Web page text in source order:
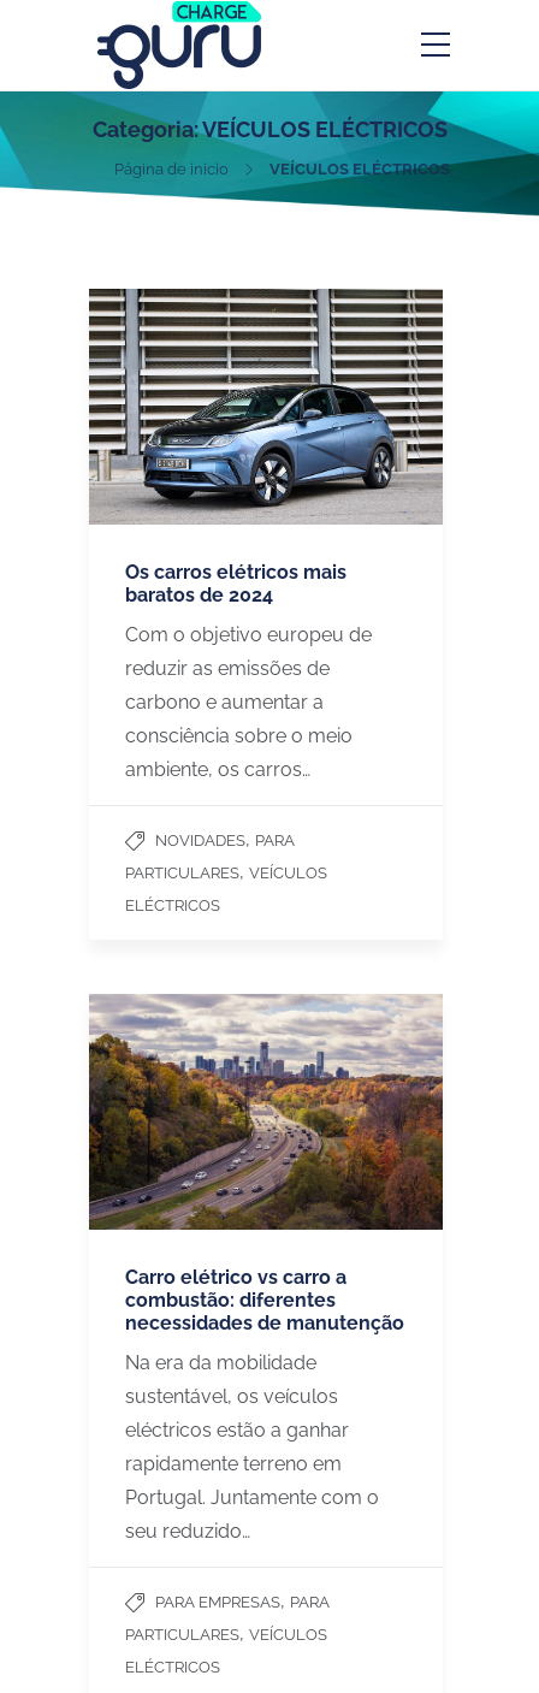
Categoria:VEÍCULOS ELÉCTRICOS
Página de inicio VEÍCULOS ELÉCTRICOS
Os carros elétricos mais
baratos de 2024
Com o objetivo europeu de
reduzir as emissões de
carbono e aumentar a
consciência sobre o meio
ambiente, os carros…
NOVIDADES, PARA
PARTICULARES, VEÍCULOS
ELÉCTRICOS
Carro elétrico vs carro a
combustão: diferentes
necessidades de manutenção
Na era da mobilidade
sustentável, os veículos
eléctricos estão a ganhar
rapidamente terreno em
Portugal. Juntamente com o
seu reduzido…
PARA EMPRESAS, PARA
PARTICULARES, VEÍCULOS
ELÉCTRICOS